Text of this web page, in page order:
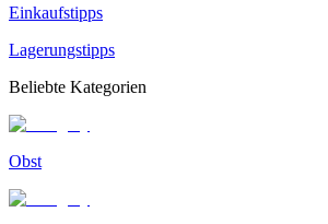
Einkaufstipps
Lagerungstipps
Beliebte Kategorien
Obst